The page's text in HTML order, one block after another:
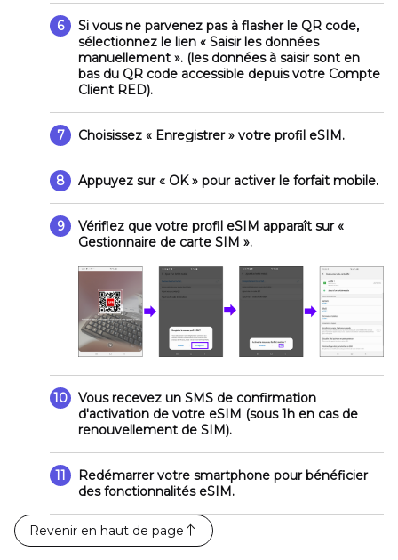
6
Si vous ne parvenez pas à flasher le QR code,
sélectionnez le lien « Saisir les données
manuellement ». (les données à saisir sont en
bas du QR code accessible depuis votre Compte
Client RED).
7 Choisissez « Enregistrer » votre profil eSIM.
8 Appuyez sur« OK » pour activer le forfait mobile.
9 Vérifiez que votre profil eSIM apparaît sur«
Gestionnaire de carte SIM ».
10
Vous recevez un SMS de confirmation
d'activation de votre eSIM (sous 1h en cas de
renouvellement de SIM).
11
Redémarrer votre smartphone pour bénéficier
des fonctionnalités eSIM.
Revenir en haut de page